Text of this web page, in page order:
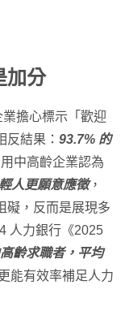
加分
擔心標示「歡迎
結果： 93.7% 的
中高齡企業認為
人更願意應徵，
礙，反而是展現多
人力銀行《2025
齡求職者，平均
能有效率補足人力